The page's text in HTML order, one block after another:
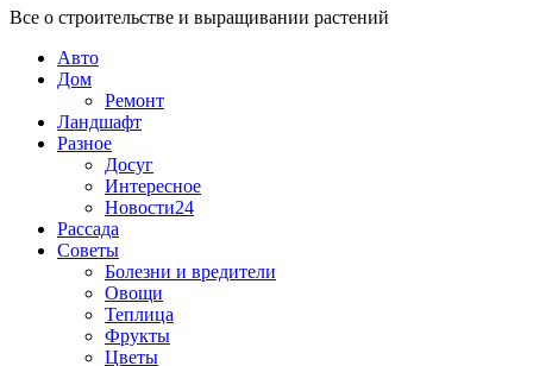
Все о строительстве и выращивании растений
Авто
Дом
Ремонт
Ландшафт
Разное
Досуг
Интересное
Новости24
Рассада
Советы
Болезни и вредители
Овощи
Теплица
Фрукты
Цветы